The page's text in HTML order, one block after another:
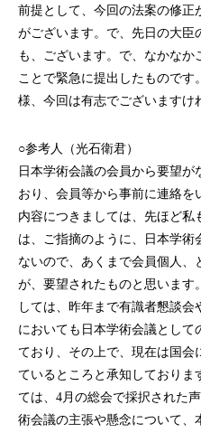
前提として、今回の法案の修正
がございます。で、先日の大臣
も、ございます。で、なかなか
ことで緊急に提出したもので
様、今回は有志でございますけ
○参考人（光石衛君）
日本学術会議の会員から要望
おり、会員等から事前に連絡を
内容につきましては、先ほど
は、ご指摘のように、日本学術
ないので、あくまで会員個人、
が、要望されたものと思います
しては、昨年まで有識者懇談
においても日本学術会議として
ており、その上で、現在は国会
ているところと承知しておりま
ては、4月の総会で採択された
術会議の主張や懸念について、